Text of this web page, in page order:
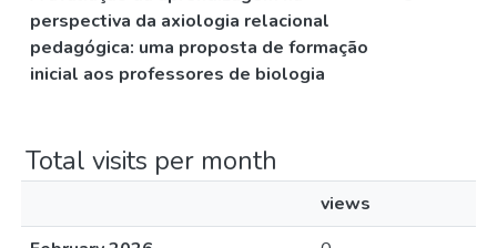
perspectiva da axiologia relacional
pedagógica: uma proposta de formação
inicial aos professores de biologia
Total visits per month
views